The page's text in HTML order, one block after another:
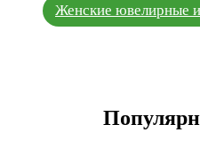
Женские ювелирные